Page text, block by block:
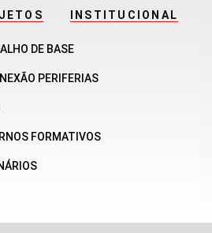
DE BASE
PERIFERIAS
FORMATIVOS
INSTITUCIONAL